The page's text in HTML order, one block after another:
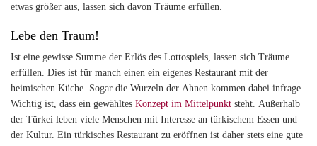
etwas größer aus, lassen sich davon Träume erfüllen.
Lebe den Traum!
Ist eine gewisse Summe der Erlös des Lottospiels, lassen sich Träume
erfüllen. Dies ist für manch einen ein eigenes Restaurant mit der
heimischen Küche. Sogar die Wurzeln der Ahnen kommen dabei infrage.
Wichtig ist, dass ein gewähltes Konzept im Mittelpunkt steht. Außerhalb
der Türkei leben viele Menschen mit Interesse an türkischem Essen und
der Kultur. Ein türkisches Restaurant zu eröffnen ist daher stets eine gute